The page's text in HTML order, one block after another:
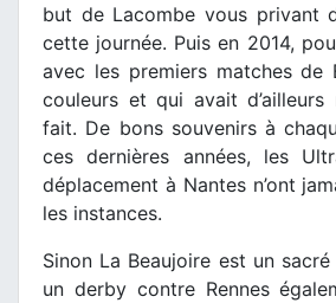
but de Lacombe vous privant
cette journée. Puis en 2014,
avec les premiers matches de
couleurs et qui avait
fait. De bons souvenirs à
ces dernières années, les
déplacement à Nantes n’ont
les instances.
Sinon La Beaujoire est un
un derby contre Rennes